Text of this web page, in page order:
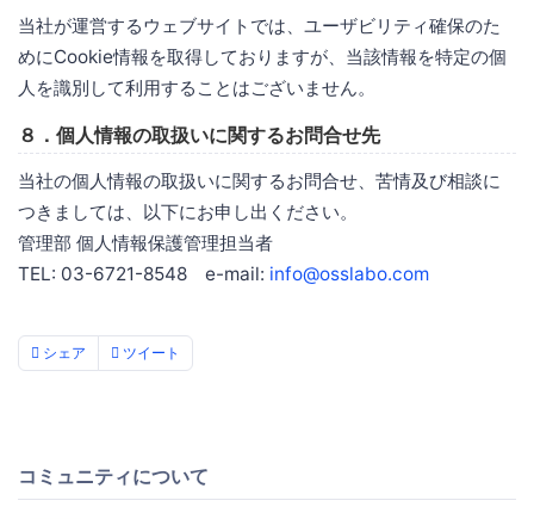
当社が運営するウェブサイトでは、ユーザビリティ確保のた
めにCookie情報を取得しておりますが、当該情報を特定の個
人を識別して利用することはございません。
８．個人情報の取扱いに関するお問合せ先
当社の個人情報の取扱いに関するお問合せ、苦情及び相談に
つきましては、以下にお申し出ください。
管理部 個人情報保護管理担当者
TEL: 03-6721-8548 e-mail: info@osslabo.com
シェア ツイート
コミュニティについて